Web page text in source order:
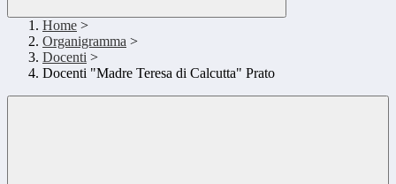
Home >
Organigramma >
Docenti >
Docenti "Madre Teresa di Calcutta" Prato